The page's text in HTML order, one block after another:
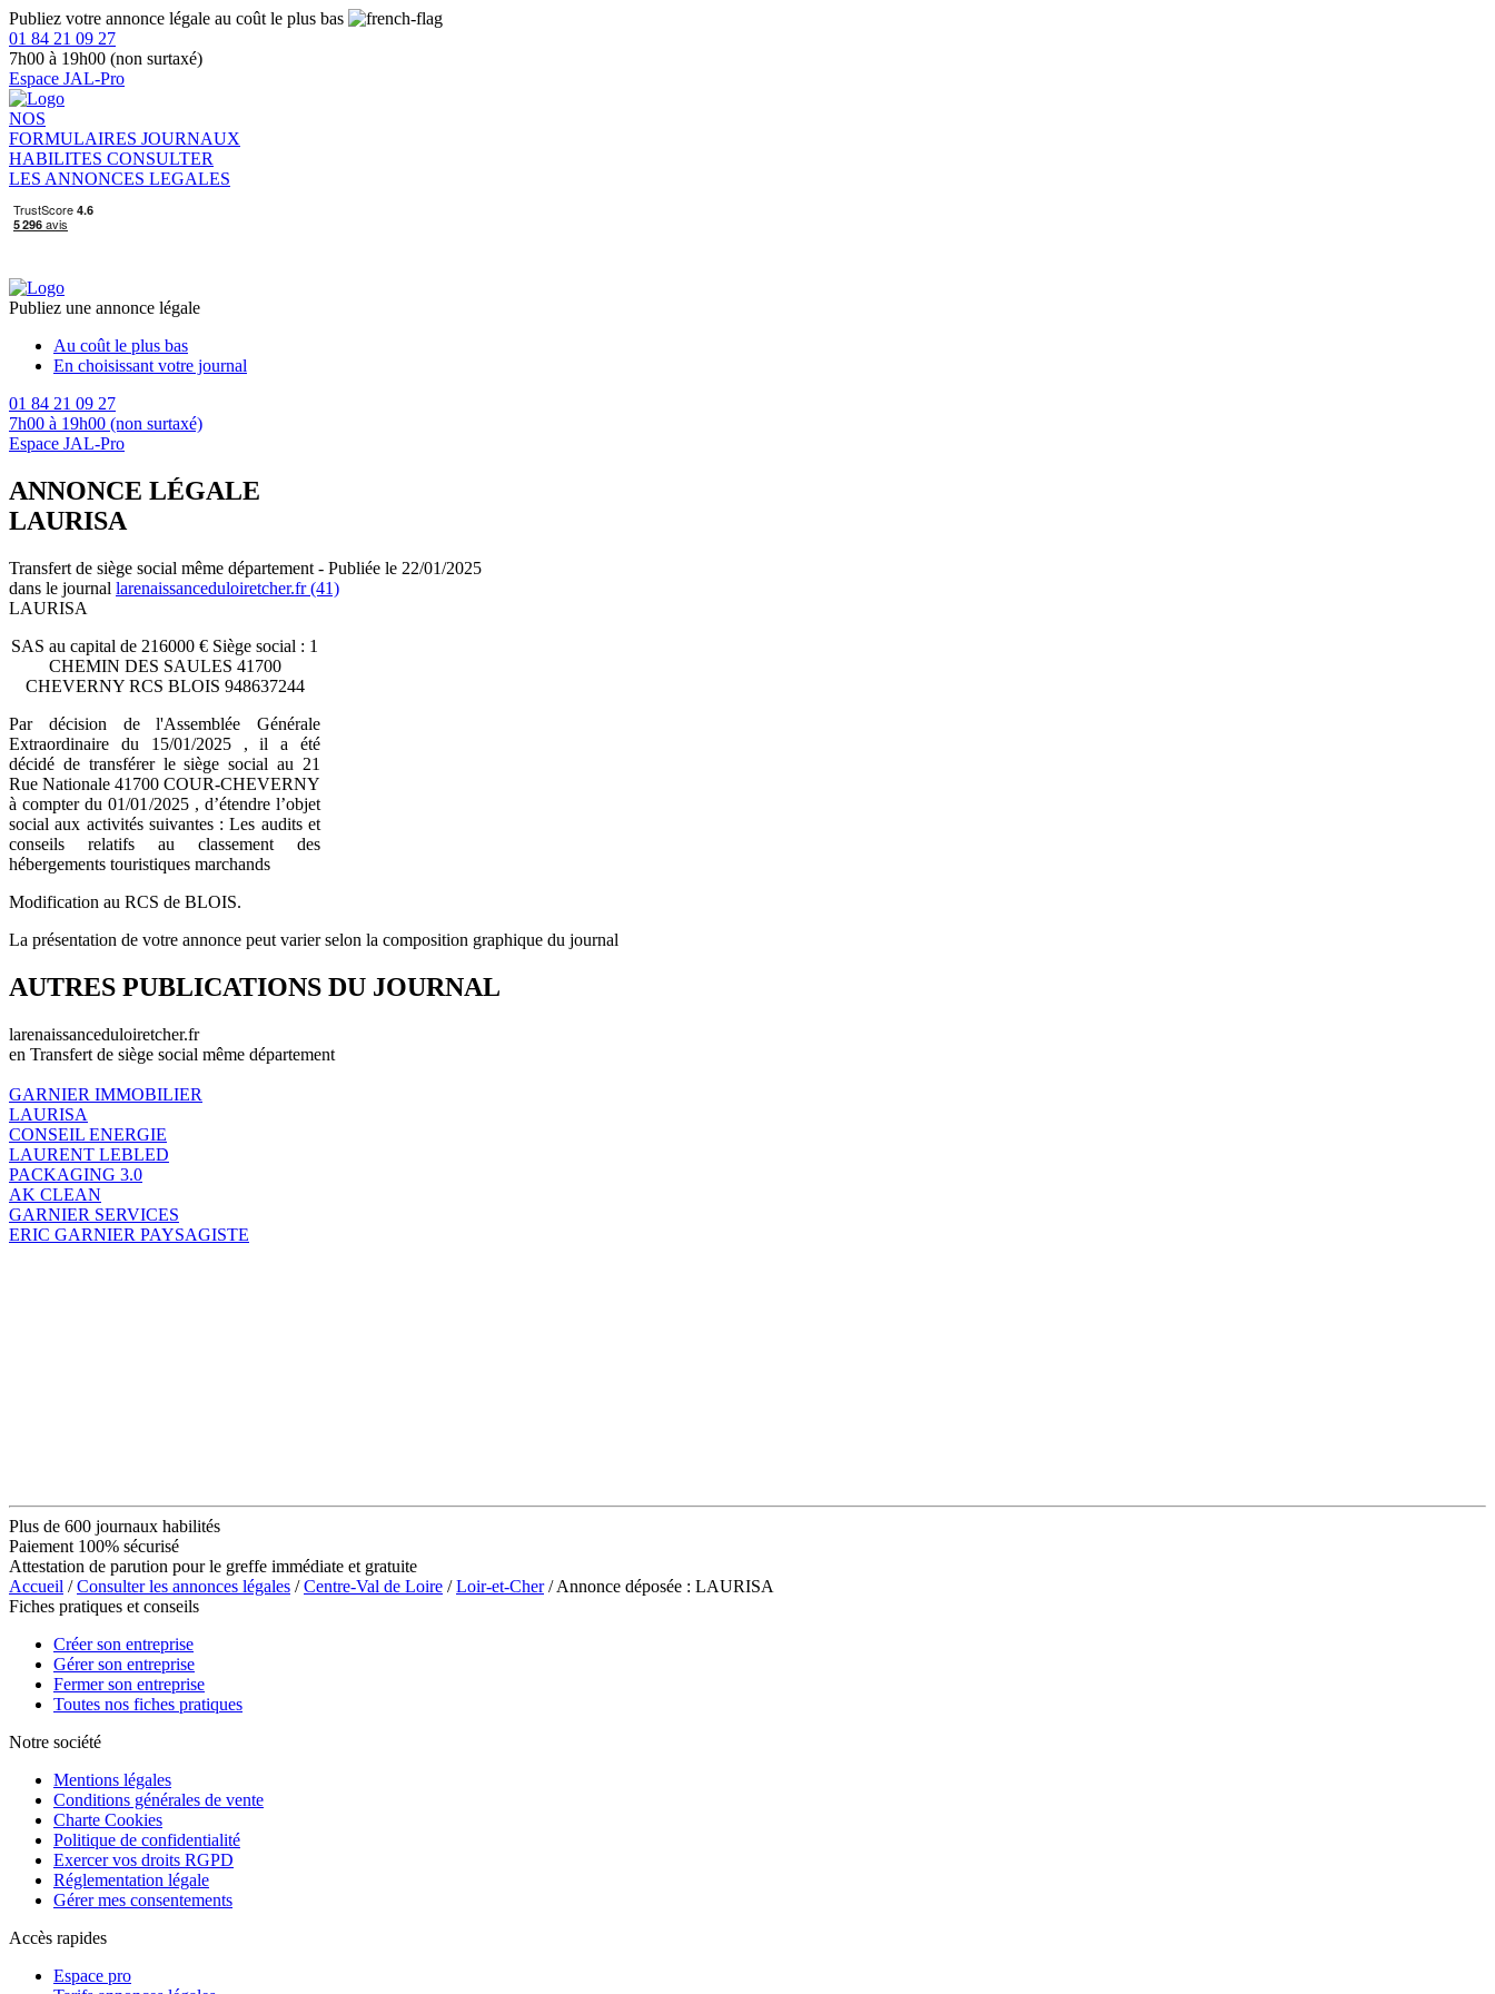
Publiez votre annonce légale au coût le plus bas
01 84 21 09 27
7h00 à 19h00 (non surtaxé)
Espace JAL-Pro
NOS
FORMULAIRES JOURNAUX
HABILITES CONSULTER
LES ANNONCES LEGALES
Publiez une annonce légale
Au coût le plus bas
En choisissant votre journal
01 84 21 09 27
7h00 à 19h00 (non surtaxé)
Espace JAL-Pro
ANNONCE LÉGALE
LAURISA
Transfert de siège social même département - Publiée le 22/01/2025
dans le journal larenaissanceduloiretcher.fr (41)
LAURISA
SAS au capital de 216000 € Siège social : 1
CHEMIN DES SAULES 41700
CHEVERNY RCS BLOIS 948637244
Par décision de l'Assemblée Générale
Extraordinaire du 15/01/2025 , il a été
décidé de transférer le siège social au 21
Rue Nationale 41700 COUR-CHEVERNY
à compter du 01/01/2025 , d’étendre l’objet
social aux activités suivantes : Les audits et
conseils relatifs au classement des
hébergements touristiques marchands
Modification au RCS de BLOIS.
La présentation de votre annonce peut varier selon la composition graphique du journal
AUTRES PUBLICATIONS DU JOURNAL
larenaissanceduloiretcher.fr
en Transfert de siège social même département
GARNIER IMMOBILIER
LAURISA
CONSEIL ENERGIE
LAURENT LEBLED
PACKAGING 3.0
AK CLEAN
GARNIER SERVICES
ERIC GARNIER PAYSAGISTE
Plus de 600 journaux habilités
Paiement 100% sécurisé
Attestation de parution pour le greffe immédiate et gratuite
Accueil /Consulter les annonces légales /Centre-Val de Loire /Loir-et-Cher/ Annonce déposée : LAURISA
Fiches pratiques et conseils
Créer son entreprise
Gérer son entreprise
Fermer son entreprise
Toutes nos fiches pratiques
Notre société
Mentions légales
Conditions générales de vente
Charte Cookies
Politique de confidentialité
Exercer vos droits RGPD
Réglementation légale
Gérer mes consentements
Accès rapides
Espace pro